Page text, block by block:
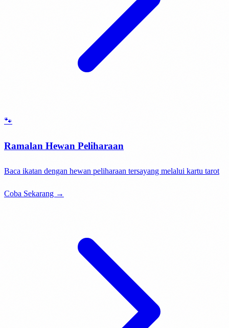
🐾
Ramalan Hewan Peliharaan
Baca ikatan dengan hewan peliharaan tersayang melalui kartu tarot
Coba Sekarang →